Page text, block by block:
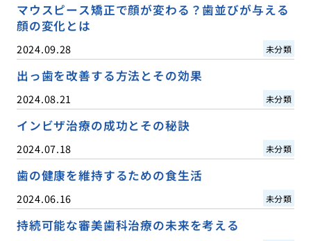
マウスピース矯正で顔が変わる？歯並びが与える
顔の変化とは
2024.09.28 未分類
出っ歯を改善する方法とその効果
2024.08.21 未分類
インビザ治療の成功とその秘訣
2024.07.18 未分類
歯の健康を維持するための食生活
2024.06.16 未分類
持続可能な審美歯科治療の未来を考える